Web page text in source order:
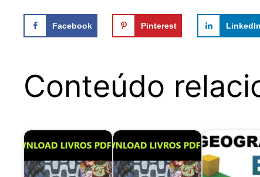
Facebook Pinterest LinkedIn
Conteúdo